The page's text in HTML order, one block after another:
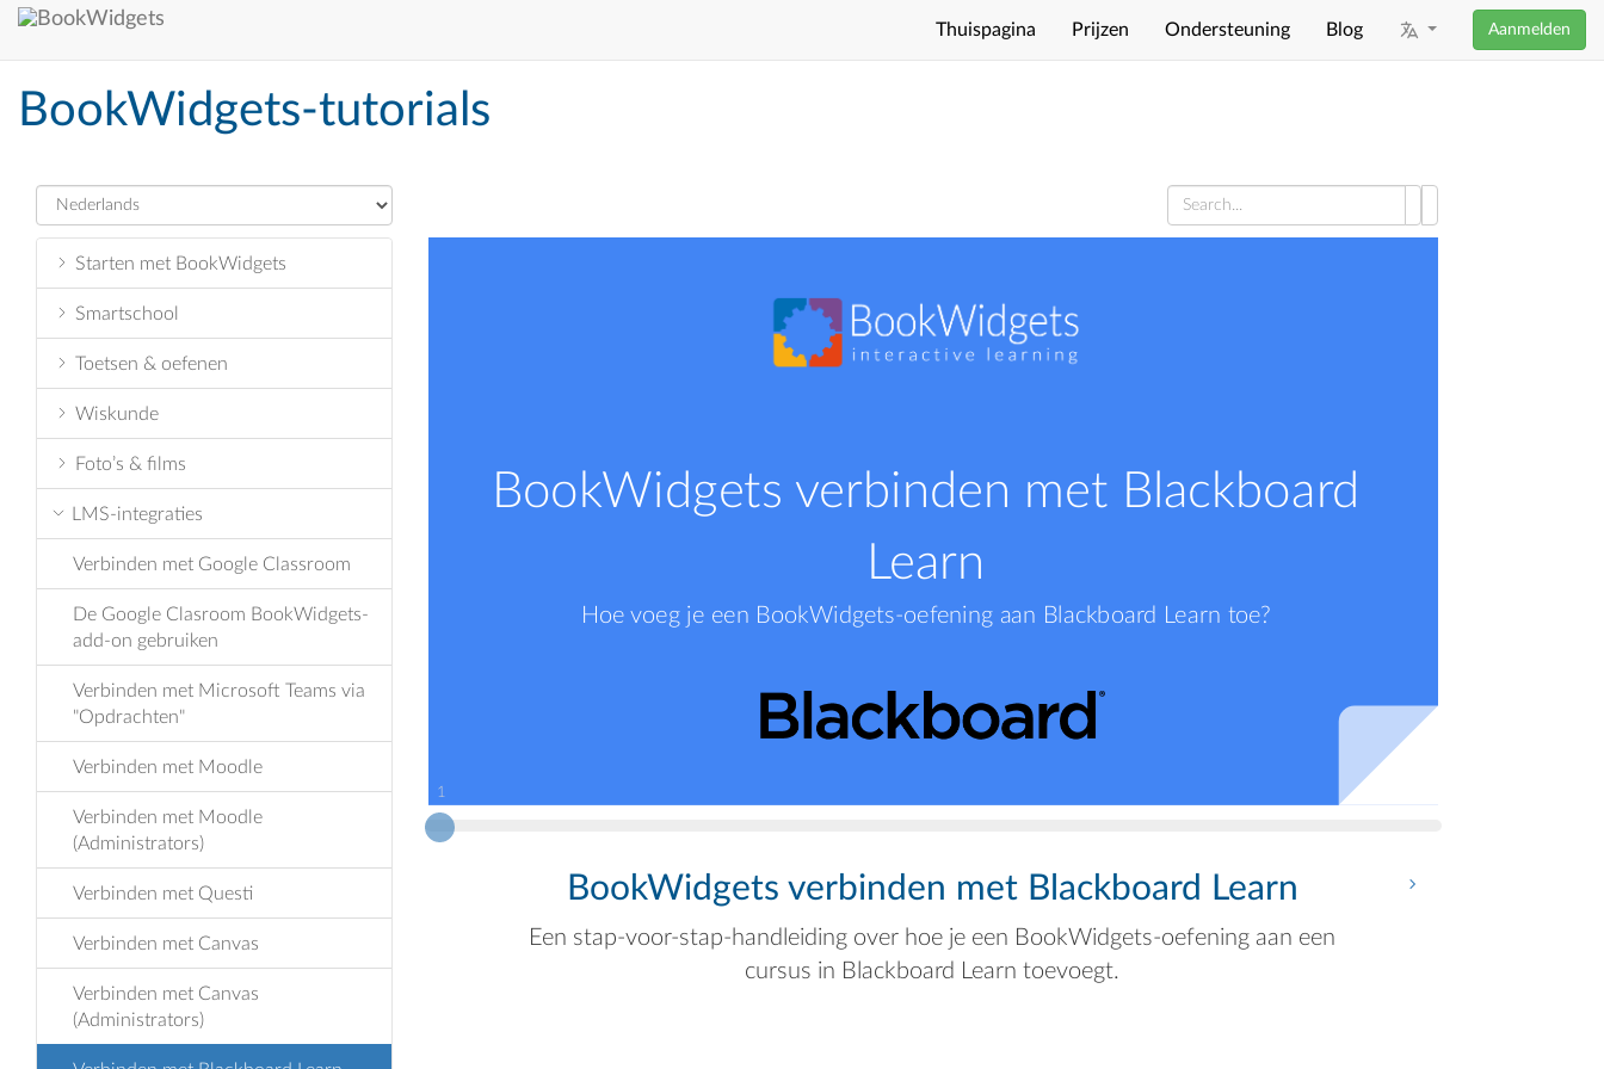
Ga
Thuispagina Prijzen Ondersteuning Blog Aanmelden
BookWidgets-tutorials
Starten met BookWidgets
Smartschool
Toetsen & oefenen
Wiskunde
Foto’s & films
LMS-integraties
Verbinden met Google Classroom
De Google Clasroom BookWidgets-
add-on gebruiken
Verbinden met Microsoft Teams via
"Opdrachten"
Verbinden met Moodle
Verbinden met Moodle
(Administrators)
Verbinden met Questi
Verbinden met Canvas
Verbinden met Canvas
(Administrators)
BookWidgets verbinden met Blackboard
Learn
Hoe voeg je een BookWidgets-oefening aan Blackboard Learn toe?
1
BookWidgets verbinden met Blackboard Learn
Een stap-voor-stap-handleiding over hoe je een BookWidgets-oefening aan een
cursus in Blackboard Learn toevoegt.